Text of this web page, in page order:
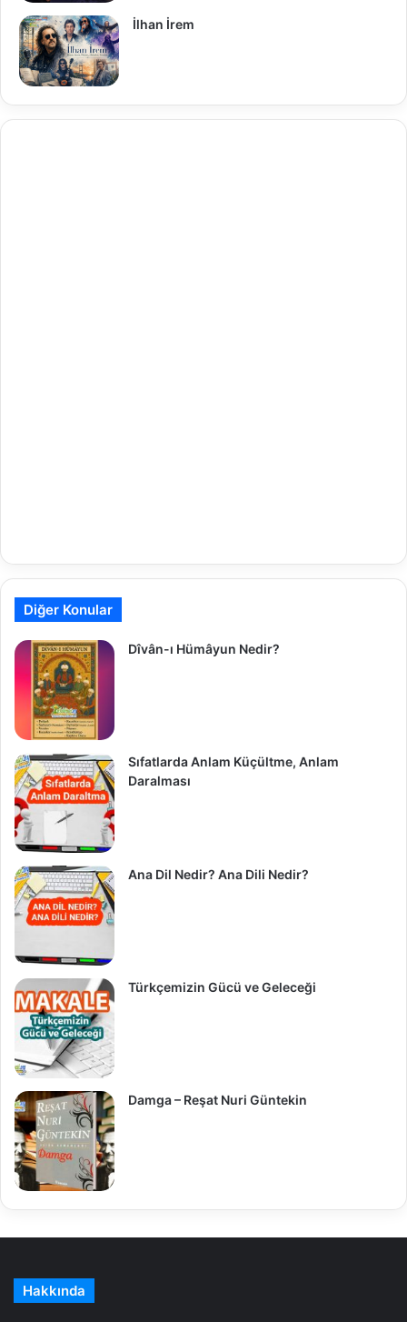
İlhan İrem
Diğer Konular
Dîvân-ı Hümâyun Nedir?
Sıfatlarda Anlam Küçültme, Anlam
Daralması
Ana Dil Nedir? Ana Dili Nedir?
Türkçemizin Gücü ve Geleceği
Damga – Reşat Nuri Güntekin
Hakkında